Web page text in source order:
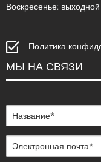
Воскресенье: выходной
Политика
МЫ НА СВЯЗИ